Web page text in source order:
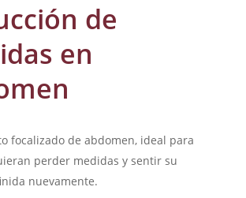
de
en
focalizado de abdomen, ideal para
perder medidas y sentir su
nuevamente.